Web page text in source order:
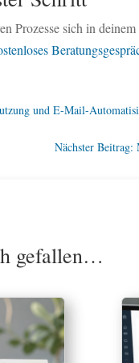
Prozesse sich in
und E-Mail-
Nächster
gefallen…